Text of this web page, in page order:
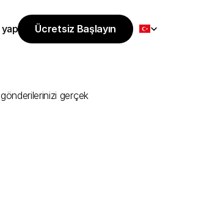
Enİyi
gerçek
yap
Ücretsiz Başlayın
Ücretsiz Başlayın